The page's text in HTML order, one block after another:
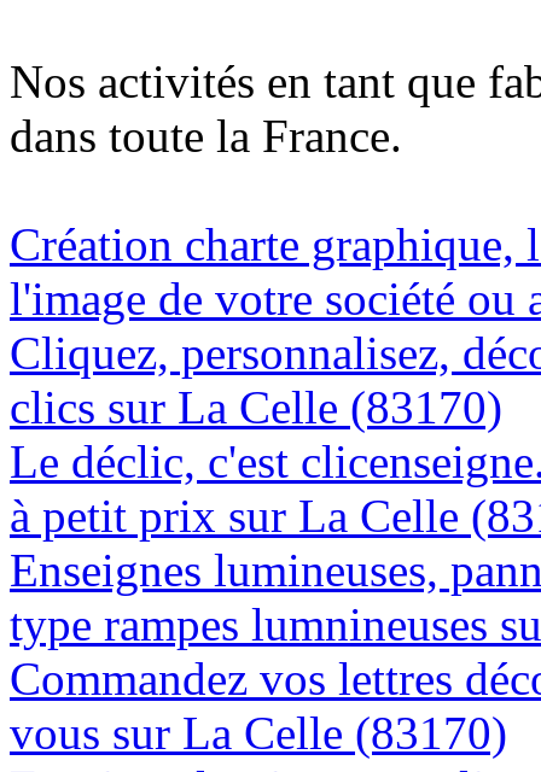
Nos activités en tant que
dans toute la France.
Création charte graphique,
l'image de votre société
Cliquez, personnalisez,
clics sur La Celle (83170)
Le déclic, c'est
à petit prix sur La Celle
Enseignes lumineuses,
type rampes lumnineuses
Commandez vos lettres
vous sur La Celle (83170)